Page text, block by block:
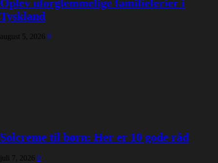
Oplev uforglemmelige familieferier i
Tyskland
august 5, 2026 0
Solcreme til børn: Her er 10 gode råd
juli 7, 2026 0